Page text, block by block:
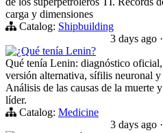
carga y dimensiones
Catalog: Shipbuilding
3 days ago ·
¿Qué tenía Lenin?
Qué tenía Lenin: diagnóstico oficial,
versión alternativa, sífilis neuronal y
Análisis de las causas de la muerte
líder.
Catalog: Medicine
3 days ago ·